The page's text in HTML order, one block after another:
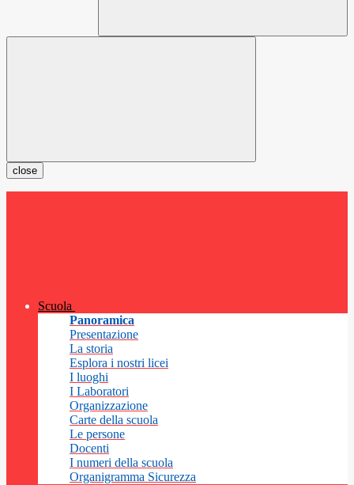
close
Scuola
Panoramica
Presentazione
La storia
Esplora i nostri licei
I luoghi
I Laboratori
Organizzazione
Carte della scuola
Le persone
Docenti
I numeri della scuola
Organigramma Sicurezza